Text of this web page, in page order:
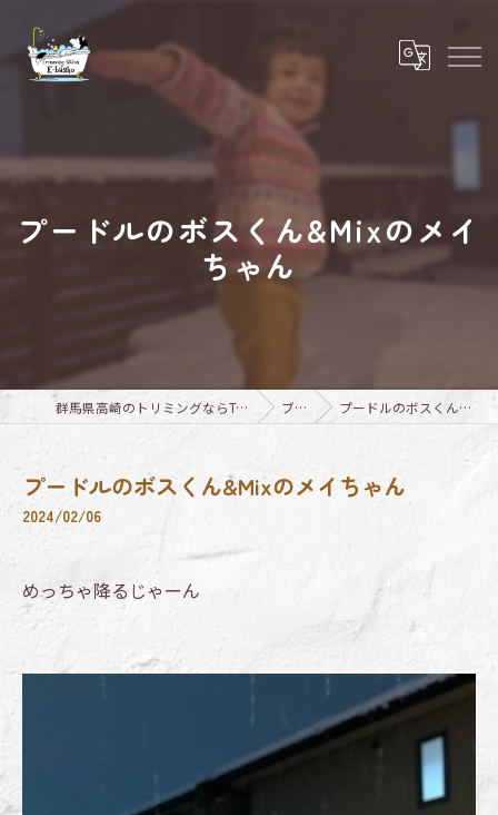
プードルのボスくん&Mixのメイ
ちゃん
群馬県高崎のトリミングならTrimming Salon E-basho ブログ プードルのボスくん&Mixのメイちゃん
プードルのボスくん&Mixのメイちゃん
2024/02/06
めっちゃ降るじゃーん